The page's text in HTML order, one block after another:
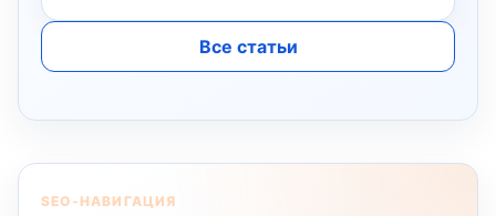
Все статьи
SEO-НАВИГАЦИЯ